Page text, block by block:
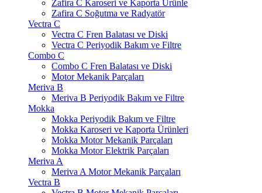
Zafira C Karoseri ve Kaporta Ürünle
Zafira C Soğutma ve Radyatör
Vectra C
Vectra C Fren Balatası ve Diski
Vectra C Periyodik Bakım ve Filtre
Combo C
Combo C Fren Balatası ve Diski
Motor Mekanik Parçaları
Meriva B
Meriva B Periyodik Bakım ve Filtre
Mokka
Mokka Periyodik Bakım ve Filtre
Mokka Karoseri ve Kaporta Ürünleri
Mokka Motor Mekanik Parçaları
Mokka Motor Elektrik Parçaları
Meriva A
Meriva A Motor Mekanik Parçaları
Vectra B